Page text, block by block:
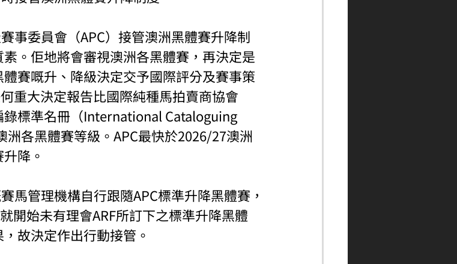
事委員會（APC）接管澳洲黑體賽升降制
。佢地將會審視澳洲各黑體賽，再決定是
賽嘅升、降級決定交予國際評分及賽事策
重大決定報告比國際純種馬拍賣商協會
錄標準名冊（International Cataloguing
各黑體賽等級。APC最快於2026/27澳洲
降。
馬管理機構自行跟隨APC標準升降黑體賽，
開始未有理會ARF所訂下之標準升降黑體
故決定作出行動接管。